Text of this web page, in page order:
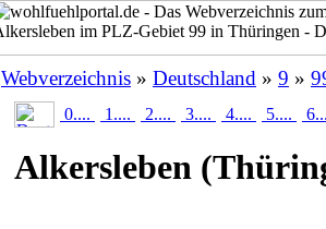
Webverzeichnis » Deutschland » 9 »
0.... 1.... 2.... 3.... 4.... 5....
Alkersleben